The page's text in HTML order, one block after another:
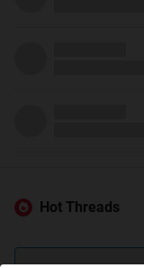
Hot Threads